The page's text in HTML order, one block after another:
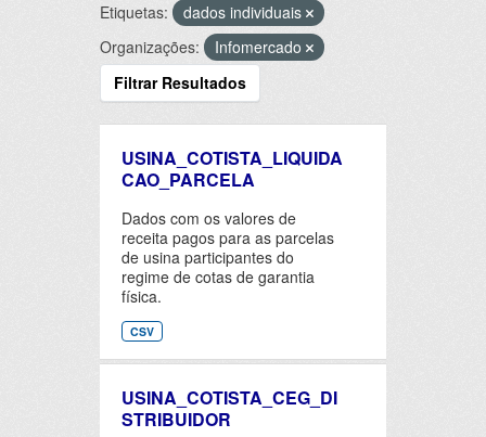
Etiquetas:
dados individuais
Organizações:
Infomercado
Filtrar Resultados
USINA_COTISTA_LIQUIDA
CAO_PARCELA
Dados com os valores de
receita pagos para as parcelas
de usina participantes do
regime de cotas de garantia
física.
CSV
USINA_COTISTA_CEG_DI
STRIBUIDOR